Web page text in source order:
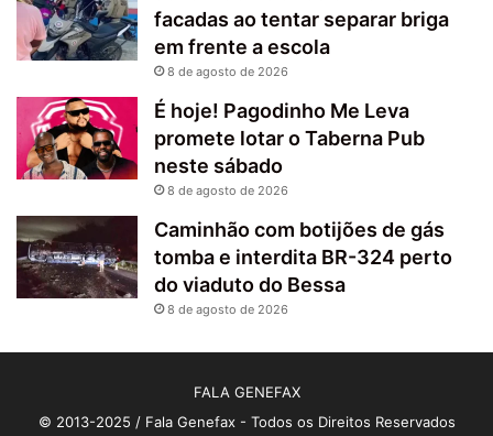
facadas ao tentar separar briga
em frente a escola
8 de agosto de 2026
É hoje! Pagodinho Me Leva
promete lotar o Taberna Pub
neste sábado
8 de agosto de 2026
Caminhão com botijões de gás
tomba e interdita BR-324 perto
do viaduto do Bessa
8 de agosto de 2026
FALA GENEFAX
© 2013-2025 / Fala Genefax - Todos os Direitos Reservados